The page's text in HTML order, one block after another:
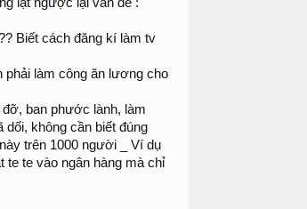
Biết cách đăng kí làm tv
phải làm công ăn lương cho
ban phước lành, làm
không cần biết đúng
trên 1000 người _ Ví dụ
te te vào ngân hàng mà chỉ